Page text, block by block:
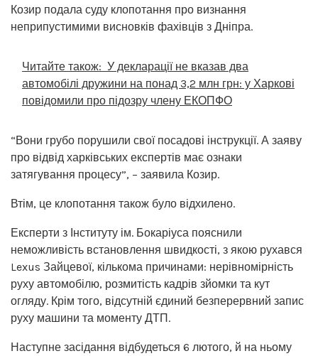
Козир подала суду клопотання про визнання
неприпустимими висновків фахівців з Дніпра.
Читайте також: У декларації не вказав два
автомобілі дружини на понад 3,2 млн грн: у Харкові
повідомили про підозру члену ЕКОПФО
“Вони грубо порушили свої посадові інструкції. А заяву
про відвід харківських експертів має ознаки
затягування процесу”, – заявила Козир.
Втім, це клопотання також було відхилено.
Експерти з Інституту ім. Бокаріуса пояснили
неможливість встановлення швидкості, з якою рухався
Lexus Зайцевої, кількома причинами: нерівномірність
руху автомобілю, розмитість кадрів зйомки та кут
огляду. Крім того, відсутній єдиний безперервний запис
руху машини та моменту ДТП.
Наступне засідання відбудеться 6 лютого, й на ньому